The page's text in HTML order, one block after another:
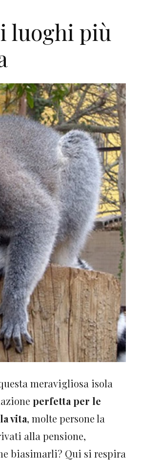
luoghi più
meravigliosa isola
perfetta per le
vita, molte persone la
alla pensione,
biasimarli? Qui si respira